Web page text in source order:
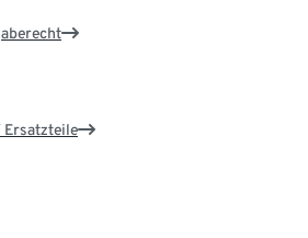
Ersatzteile